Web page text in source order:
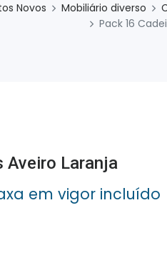
Novos Mobiliário diverso
Pack 16
Aveiro Laranja
em vigor incluído